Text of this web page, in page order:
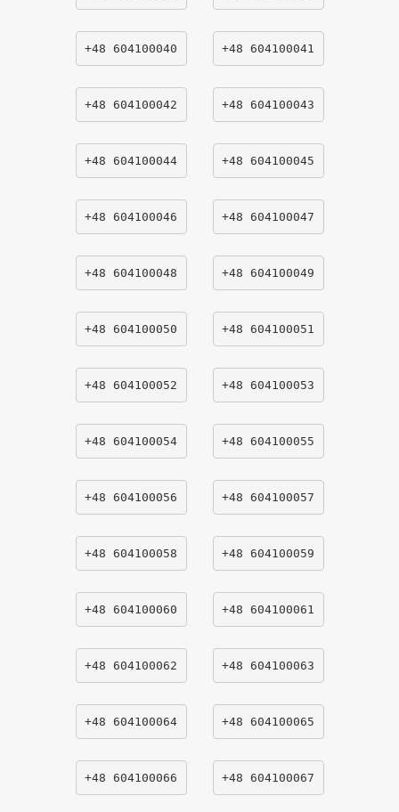
+48 604100040 +48 604100041
+48 604100042 +48 604100043
+48 604100044 +48 604100045
+48 604100046 +48 604100047
+48 604100048 +48 604100049
+48 604100050 +48 604100051
+48 604100052 +48 604100053
+48 604100054 +48 604100055
+48 604100056 +48 604100057
+48 604100058 +48 604100059
+48 604100060 +48 604100061
+48 604100062 +48 604100063
+48 604100064 +48 604100065
+48 604100066 +48 604100067